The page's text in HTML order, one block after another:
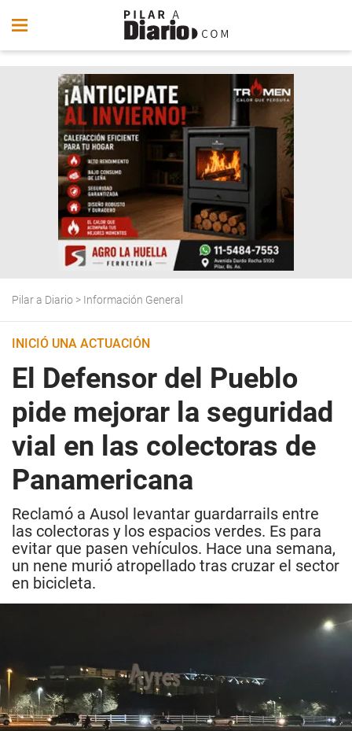
Pilar a Diario > Información General
INICIÓ UNA ACTUACIÓN
El Defensor del Pueblo
pide mejorar la seguridad
vial en las colectoras de
Panamericana
Reclamó a Ausol levantar guardarrails entre
las colectoras y los espacios verdes. Es para
evitar que pasen vehículos. Hace una semana,
un nene murió atropellado tras cruzar el sector
en bicicleta.